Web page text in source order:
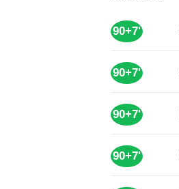
90+7'
90+7'
90+7'
90+7'